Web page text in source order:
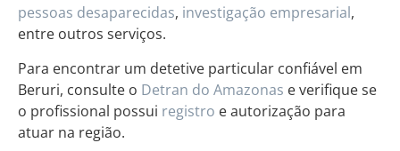
pessoas desaparecidas, investigação empresarial,
entre outros serviços.
Para encontrar um detetive particular confiável em
Beruri, consulte o Detran do Amazonas e verifique se
o profissional possui registro e autorização para
atuar na região.